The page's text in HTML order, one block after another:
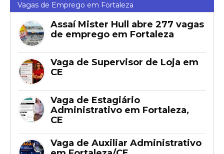
Vagas de Emprego em Fortaleza
Assaí Mister Hull abre 277 vagas
de emprego em Fortaleza
Vaga de Supervisor de Loja em
CE
Vaga de Estagiário
Administrativo em Fortaleza,
CE
Vaga de Auxiliar Administrativo